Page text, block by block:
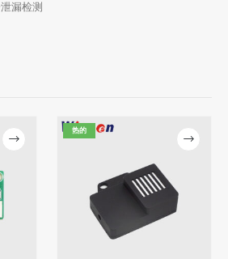
漏检测
热的
Road No.299